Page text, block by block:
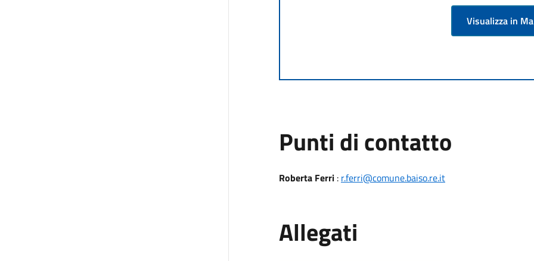
Visualizza in
Punti di contatto
Roberta Ferri: r.ferri@comune.baiso.re.it
Allegati